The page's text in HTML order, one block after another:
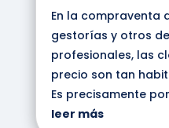
En la compraventa
gestorías y otros
profesionales, las
precio son tan
Es precisamente
leer más